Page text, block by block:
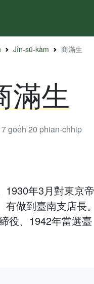
Jîn-sū-kàm 商滿生
滿生
goe̍h 20 phian-chhip
1930年3月對東京帝
做到臺南支店長。
役、1942年當選臺